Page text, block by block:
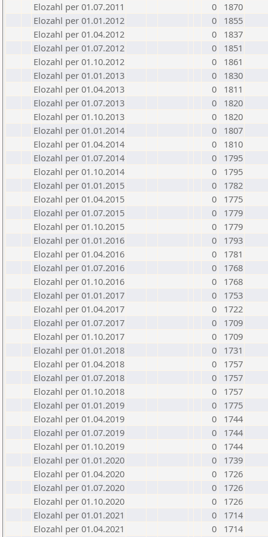
Elozahl per 01.07.2011
0
1870
Elozahl per 01.01.2012
0
1855
Elozahl per 01.04.2012
0
1837
Elozahl per 01.07.2012
0
1851
Elozahl per 01.10.2012
0
1861
Elozahl per 01.01.2013
0
1830
Elozahl per 01.04.2013
0
1811
Elozahl per 01.07.2013
0
1820
Elozahl per 01.10.2013
0
1820
Elozahl per 01.01.2014
0
1807
Elozahl per 01.04.2014
0
1810
Elozahl per 01.07.2014
0
1795
Elozahl per 01.10.2014
0
1795
Elozahl per 01.01.2015
0
1782
Elozahl per 01.04.2015
0
1775
Elozahl per 01.07.2015
0
1779
Elozahl per 01.10.2015
0
1779
Elozahl per 01.01.2016
0
1793
Elozahl per 01.04.2016
0
1781
Elozahl per 01.07.2016
0
1768
Elozahl per 01.10.2016
0
1768
Elozahl per 01.01.2017
0
1753
Elozahl per 01.04.2017
0
1722
Elozahl per 01.07.2017
0
1709
Elozahl per 01.10.2017
0
1709
Elozahl per 01.01.2018
0
1731
Elozahl per 01.04.2018
0
1757
Elozahl per 01.07.2018
0
1757
Elozahl per 01.10.2018
0
1757
Elozahl per 01.01.2019
0
1775
Elozahl per 01.04.2019
0
1744
Elozahl per 01.07.2019
0
1744
Elozahl per 01.10.2019
0
1744
Elozahl per 01.01.2020
0
1739
Elozahl per 01.04.2020
0
1726
Elozahl per 01.07.2020
0
1726
Elozahl per 01.10.2020
0
1726
Elozahl per 01.01.2021
0
1714
Elozahl per 01.04.2021
0
1714